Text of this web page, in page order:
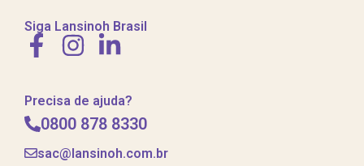
Siga Lansinoh Brasil
Precisa de ajuda?
0800 878 8330
sac@lansinoh.com.br